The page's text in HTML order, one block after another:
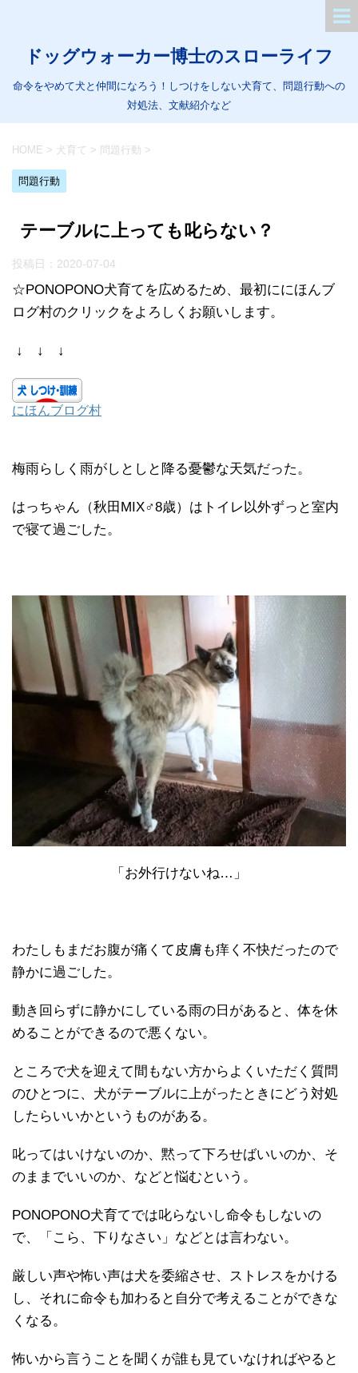
ドッグウォーカー博士のスローライフ
命令をやめて犬と仲間になろう！しつけをしない犬育て、問題行動への
対処法、文献紹介など
HOME > 犬育て > 問題行動 >
問題行動
テーブルに上っても叱らない？
投稿日： 2020-07-04
☆PONOPONO犬育てを広めるため、最初ににほんブ
ログ村のクリックをよろしくお願いします。
↓ ↓ ↓
にほんブログ村
梅雨らしく雨がしとしと降る憂鬱な天気だった。
はっちゃん（秋田MIX♂8歳）はトイレ以外ずっと室内
で寝て過ごした。
「お外行けないね…」
わたしもまだお腹が痛くて皮膚も痒く不快だったので
静かに過ごした。
動き回らずに静かにしている雨の日があると、体を休
めることができるので悪くない。
ところで犬を迎えて間もない方からよくいただく質問
のひとつに、犬がテーブルに上がったときにどう対処
したらいいかというものがある。
叱ってはいけないのか、黙って下ろせばいいのか、そ
のままでいいのか、などと悩むという。
PONOPONO犬育てでは叱らないし命令もしないの
で、「こら、下りなさい」などとは言わない。
厳しい声や怖い声は犬を委縮させ、ストレスをかける
し、それに命令も加わると自分で考えることができな
くなる。
怖いから言うことを聞くが誰も見ていなければやると